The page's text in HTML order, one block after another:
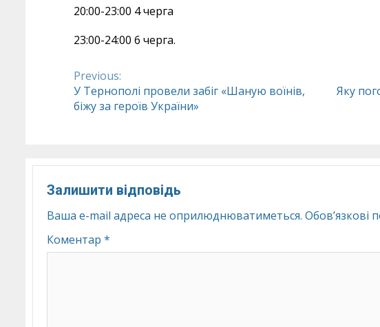
20:00-23:00 4 черга
23:00-24:00 6 черга.
Continue
Reading
Previous:
У Тернополі провели забіг «Шаную воїнів,
біжу за героїв України»
Яку
Залишити відповідь
Ваша e-mail адреса не оприлюднюватиметься. Обов’язкові
Коментар *